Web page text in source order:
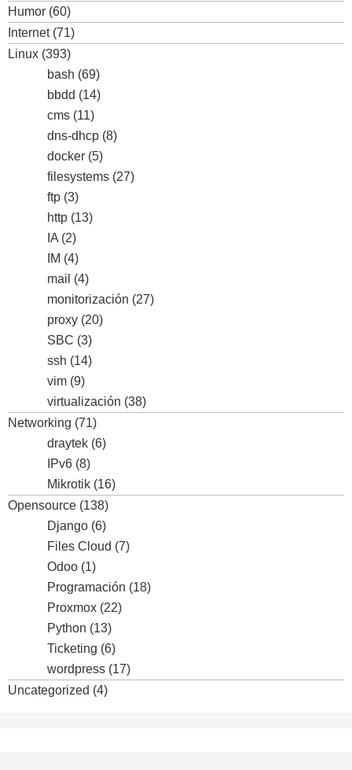
Humor (60)
Internet(71)
Linux (393)
bash (69)
bbdd (14)
cms (11)
dns-dhcp (8)
docker (5)
filesystems (27)
ftp (3)
http (13)
IA (2)
IM (4)
mail (4)
monitorización (27)
proxy (20)
SBC (3)
ssh (14)
vim (9)
virtualización (38)
Networking (71)
draytek (6)
IPv6 (8)
Mikrotik (16)
Opensource (138)
Django (6)
Files Cloud (7)
Odoo (1)
Programación (18)
Proxmox (22)
Python (13)
Ticketing (6)
wordpress (17)
Uncategorized (4)